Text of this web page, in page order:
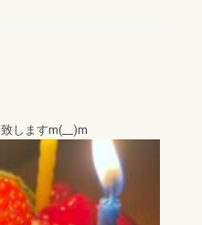
しますm(__)m